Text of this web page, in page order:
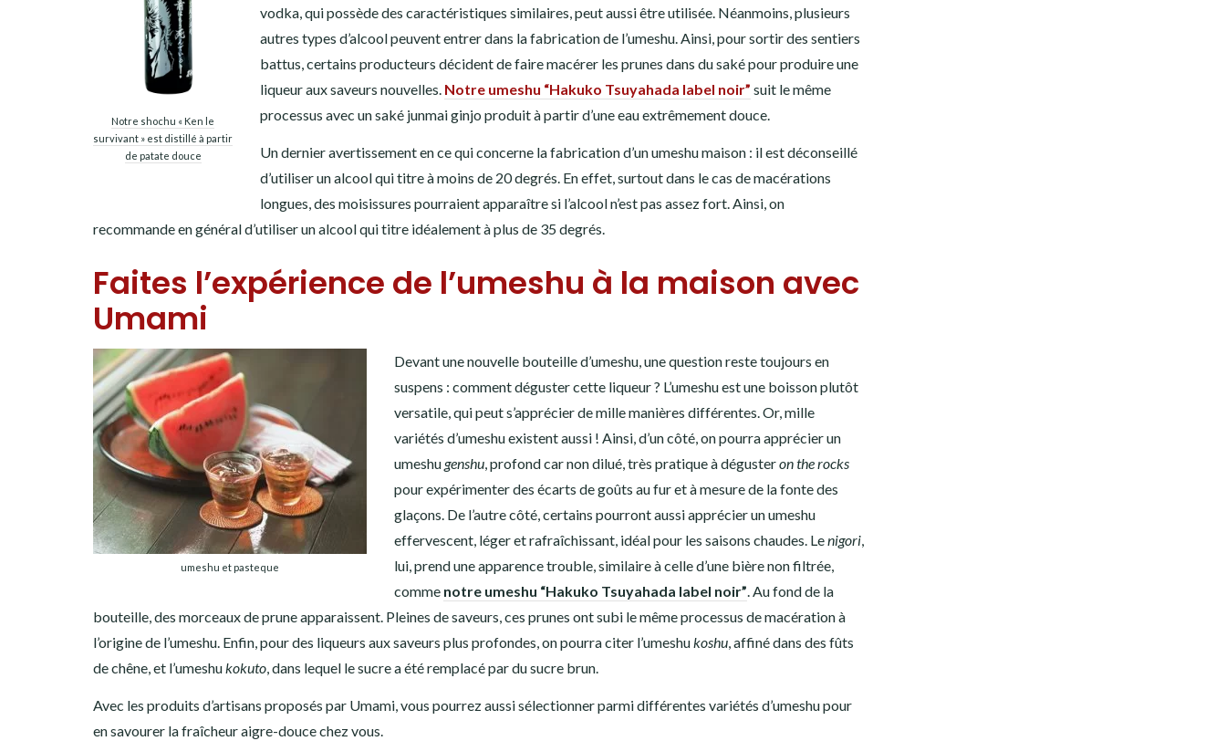
Notre shochu « Ken le
survivant » est distillé à partir
de patate douce
vodka, qui possède des caractéristiques similaires, peut aussi être utilisée. Néanmoins, plusieurs
autres types d’alcool peuvent entrer dans la fabrication de l’umeshu. Ainsi, pour sortir des sentiers
battus, certains producteurs décident de faire macérer les prunes dans du saké pour produire une
liqueur aux saveurs nouvelles. Notre umeshu “Hakuko Tsuyahada label noir” suit le même
processus avec un saké junmai ginjo produit à partir d’une eau extrêmement douce.
Un dernier avertissement en ce qui concerne la fabrication d’un umeshu maison : il est déconseillé
d’utiliser un alcool qui titre à moins de 20 degrés. En effet, surtout dans le cas de macérations
longues, des moisissures pourraient apparaître si l’alcool n’est pas assez fort. Ainsi, on
recommande en général d’utiliser un alcool qui titre idéalement à plus de 35 degrés.
Faites l’expérience de l’umeshu à la maison avec
Umami
umeshu et pasteque
Devant une nouvelle bouteille d’umeshu, une question reste toujours en
suspens : comment déguster cette liqueur ? L’umeshu est une boisson plutôt
versatile, qui peut s’apprécier de mille manières différentes. Or, mille
variétés d’umeshu existent aussi ! Ainsi, d’un côté, on pourra apprécier un
umeshugenshu, profond car non dilué, très pratique à dégusteron the rocks
pour expérimenter des écarts de goûts au fur et à mesure de la fonte des
glaçons. De l’autre côté, certains pourront aussi apprécier un umeshu
effervescent, léger et rafraîchissant, idéal pour les saisons chaudes. Lenigori,
lui, prend une apparence trouble, similaire à celle d’une bière non filtrée,
comme notre umeshu “Hakuko Tsuyahada label noir”. Au fond de la
bouteille, des morceaux de prune apparaissent. Pleines de saveurs, ces prunes ont subi le même processus de macération à
l’origine de l’umeshu. Enfin, pour des liqueurs aux saveurs plus profondes, on pourra citer l’umeshukoshu, affiné dans des fûts
de chêne, et l’umeshukokuto, dans lequel le sucre a été remplacé par du sucre brun.
Avec les produits d’artisans proposés par Umami, vous pourrez aussi sélectionner parmi différentes variétés d’umeshu pour
en savourer la fraîcheur aigre-douce chez vous.